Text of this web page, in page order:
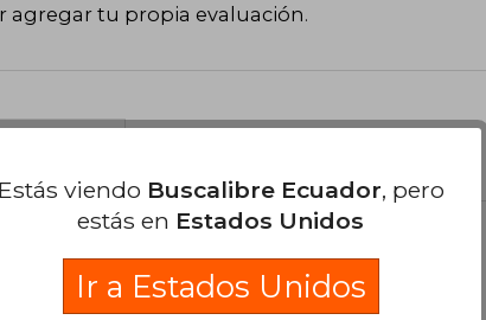
agregar tu propia evaluación.
Estás viendo Buscalibre Ecuador, pero
estás en Estados Unidos
Ir a Estados Unidos